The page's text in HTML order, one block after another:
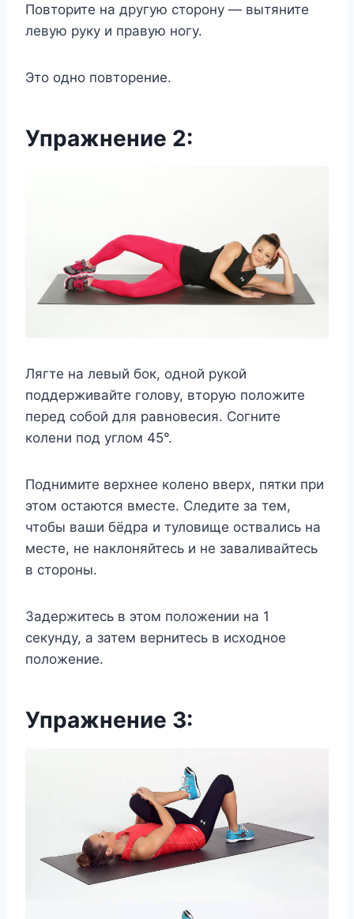
Повторите на другую сторону — вытяните
левую руку и правую ногу.
Это одно повторение.
Упражнение 2:
Лягте на левый бок, одной рукой
поддерживайте голову, вторую положите
перед собой для равновесия. Согните
колени под углом 45°.
Поднимите верхнее колено вверх, пятки при
этом остаются вместе. Следите за тем,
чтобы ваши бёдра и туловище оствались на
месте, не наклоняйтесь и не заваливайтесь
в стороны.
Задержитесь в этом положении на 1
секунду, а затем вернитесь в исходное
положение.
Упражнение 3: